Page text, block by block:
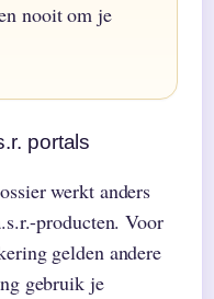
nooit om je
portals
werkt anders
producten. Voor
gelden andere
gebruik je